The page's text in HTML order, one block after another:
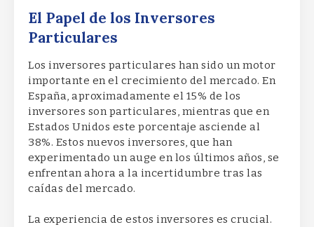
El Papel de los Inversores
Particulares
Los inversores particulares han sido un motor
importante en el crecimiento del mercado. En
España, aproximadamente el 15% de los
inversores son particulares, mientras que en
Estados Unidos este porcentaje asciende al
38%. Estos nuevos inversores, que han
experimentado un auge en los últimos años, se
enfrentan ahora a la incertidumbre tras las
caídas del mercado.
La experiencia de estos inversores es crucial.